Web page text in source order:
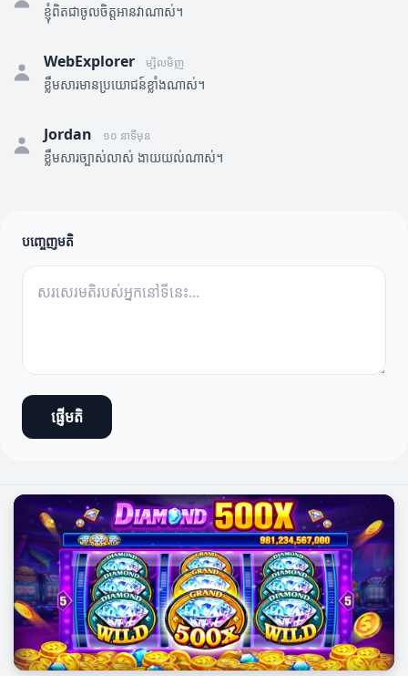
ខ្ញុំពិតជាចូលចិត្តអានវាណាស់។
WebExplorer ម្សិលមិញ
ខ្លឹមសារមានប្រយោជន៍ខ្លាំងណាស់។
Jordan ១០ នាទីមុន
ខ្លឹមសារច្បាស់លាស់ ងាយយល់ណាស់។
បញ្ចេញមតិ
ផ្ញើមតិ